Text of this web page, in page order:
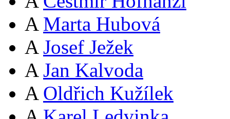
A Marta Hubová
A Josef Ježek
A Jan Kalvoda
A Oldřich Kužílek